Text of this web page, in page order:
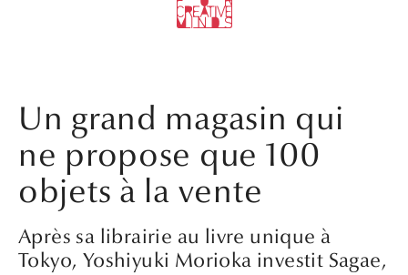
Un grand magasin qui
ne propose que 100
objets à la vente
Après sa librairie au livre unique à
Tokyo, Yoshiyuki Morioka investit Sagae,